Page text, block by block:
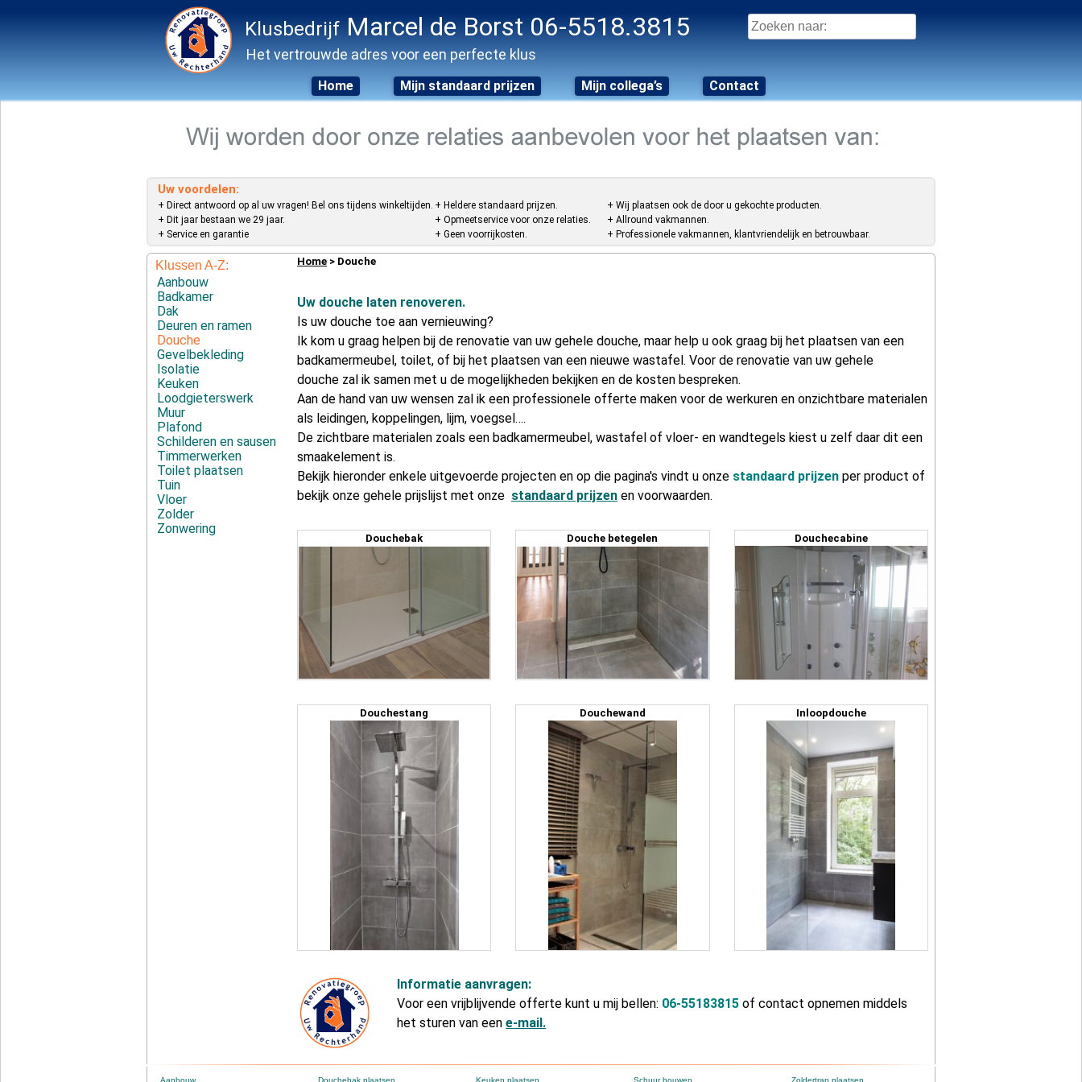
Klusbedrijf Marcel de Borst 06-5518.3815
Het vertrouwde adres voor een perfecte klus
Zoeken
naar:
Home Mijn standaard prijzen Mijn collega’s Contact
Uw voordelen:
+ Direct antwoord op al uw vragen! Bel ons tijdens winkeltijden.
+ Dit jaar bestaan we 29 jaar.
+ Service en garantie
+ Heldere standaard prijzen.
+ Opmeetservice voor onze relaties.
+ Geen voorrijkosten.
+ Wij plaatsen ook de door u gekochte producten.
+ Allround vakmannen.
+ Professionele vakmannen, klantvriendelijk en betrouwbaar.
Klussen A-Z:
Aanbouw
Badkamer
Dak
Deuren en ramen
Douche
Gevelbekleding
Isolatie
Keuken
Loodgieterswerk
Muur
Plafond
Schilderen en sausen
Timmerwerken
Toilet plaatsen
Tuin
Vloer
Zolder
Zonwering
Home > Douche
Uw douche laten renoveren.
Is uw douche toe aan vernieuwing?
Ik kom u graag helpen bij de renovatie van uw gehele douche, maar help u ook graag bij het plaatsen van een
badkamermeubel, toilet, of bij het plaatsen van een nieuwe wastafel. Voor de renovatie van uw gehele
douche zal ik samen met u de mogelijkheden bekijken en de kosten bespreken.
Aan de hand van uw wensen zal ik een professionele offerte maken voor de werkuren en onzichtbare materialen
als leidingen, koppelingen, lijm, voegsel….
De zichtbare materialen zoals een badkamermeubel, wastafel of vloer- en wandtegels kiest u zelf daar dit een
smaakelement is.
Bekijk hieronder enkele uitgevoerde projecten en op die pagina's vindt u onze standaard prijzen per product of
bekijk onze gehele prijslijst met onze standaard prijzen en voorwaarden.
Douchebak Douche betegelen Douchecabine
Douchestang Douchewand Inloopdouche
Informatie aanvragen:
Voor een vrijblijvende offerte kunt u mij bellen: 06-55183815 of contact opnemen middels
het sturen van eene-mail.
Aanbouw Douchebak plaatsen Keuken plaatsen Schuur bouwen Zoldertrap plaatsen